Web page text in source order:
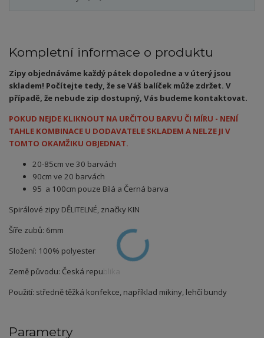
Kompletní informace o produktu
Zipy objednáváme každý pátek dopoledne a v úterý jsou
skladem! Počítejte tedy, že se Váš balíček může zdržet. V
případě, že nebude zip dostupný, Vás budeme kontaktovat.
POKUD NEJDE KLIKNOUT NA URČITOU BARVU ČI MÍRU - NENÍ
TAHLE KOMBINACE U DODAVATELE SKLADEM A NELZE JI V
TOMTO OKAMŽIKU OBJEDNAT.
20-85cm ve 30 barvách
90cm ve 20 barvách
95 a 100cm pouze Bílá a Černá barva
Spirálové zipy DĚLITELNÉ, značky KIN
Šíře zubů: 6mm
Složení: 100% polyester
Země původu: Česká republika
Použití: středně těžká konfekce, například mikiny, lehčí bundy
Parametry